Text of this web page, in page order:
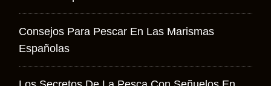
Consejos Para Pescar En Las Marismas
Españolas